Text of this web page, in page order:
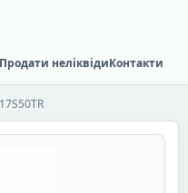
Продати неліквідиКонтакти